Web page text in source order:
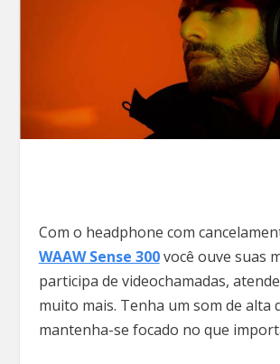
Com o headphone com
WAAW Sense 300você ouve suas
participa de videochamadas,
muito mais. Tenha um som de alta
mantenha-se focado no que